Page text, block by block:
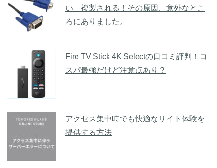
い！複製される！その原因、意外なとこ
ろにありました。
Fire TV Stick 4K Selectの口コミ評判！コ
スパ最強だけど注意点あり？
アクセス集中時でも快適なサイト体験を
提供する方法